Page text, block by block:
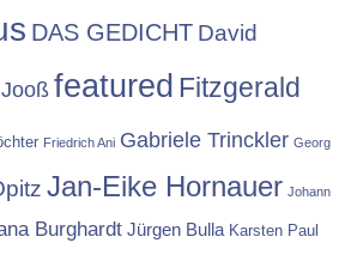
DAS GEDICHT David
featured Fitzgerald
Friedrich Ani Gabriele Trinckler Georg
Jan-Eike Hornauer Johann
Burghardt Jürgen Bulla Karsten Paul